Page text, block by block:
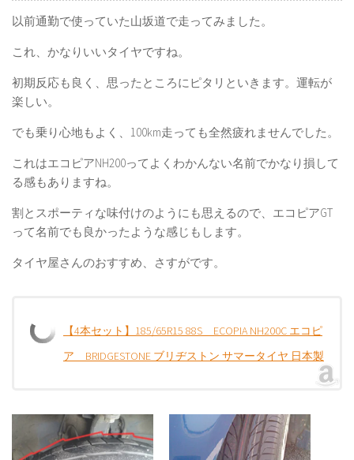
以前通勤で使っていた山坂道で走ってみました。
これ、かなりいいタイヤですね。
初期反応も良く、思ったところにピタリといきます。運転が
楽しい。
でも乗り心地もよく、100km走っても全然疲れませんでした。
これはエコピアNH200ってよくわかんない名前でかなり損して
る感もありますね。
割とスポーティな味付けのようにも思えるので、エコピアGT
って名前でも良かったような感じもします。
タイヤ屋さんのおすすめ、さすがです。
【4本セット】185/65R15 88S ECOPIA NH200C エコピ
ア BRIDGESTONE ブリヂストン サマータイヤ 日本製